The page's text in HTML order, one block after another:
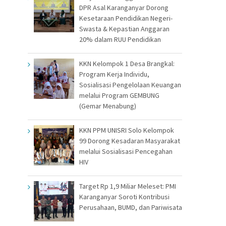
DPR Asal Karanganyar Dorong
Kesetaraan Pendidikan Negeri-
Swasta & Kepastian Anggaran
20% dalam RUU Pendidikan
KKN Kelompok 1 Desa Brangkal:
Program Kerja Individu,
Sosialisasi Pengelolaan Keuangan
melalui Program GEMBUNG
(Gemar Menabung)
KKN PPM UNISRI Solo Kelompok
99 Dorong Kesadaran Masyarakat
melalui Sosialisasi Pencegahan
HIV
Target Rp 1,9 Miliar Meleset: PMI
Karanganyar Soroti Kontribusi
Perusahaan, BUMD, dan Pariwisata